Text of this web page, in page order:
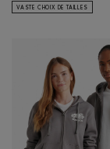
VASTE CHOIX DE TAILLES